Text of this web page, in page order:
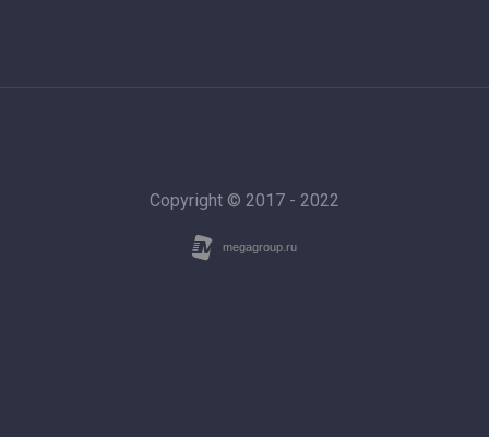
Copyright © 2017 - 2022